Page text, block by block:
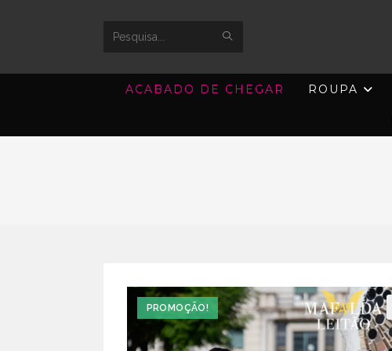
Search
ACABADO DE CHEGAR ROUPA
PROMOÇÃO!